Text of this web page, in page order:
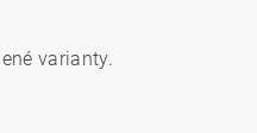
varianty.